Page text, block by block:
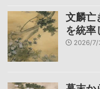
文麟亡
を統率
2026/7/